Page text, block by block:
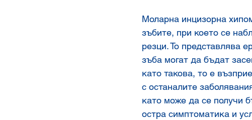
Моларна инцизорна
зъбите, при което се
резци. То представлява
зъба могат да бъдат
като такова, то е
с останалите
като може да се получи
остра симптоматика и